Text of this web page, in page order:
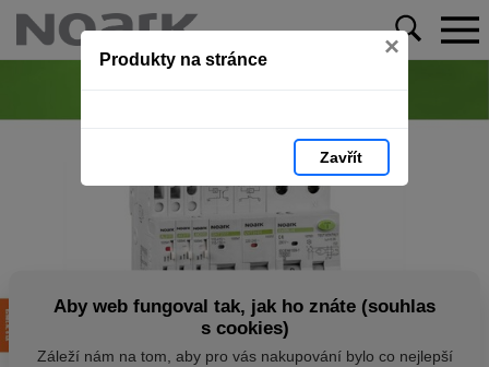
Produkty na stránce ×
Zavřít
Aby web fungoval tak, jak ho znáte (souhlas
s cookies)
Záleží nám na tom, aby pro vás nakupování bylo co nejlepší